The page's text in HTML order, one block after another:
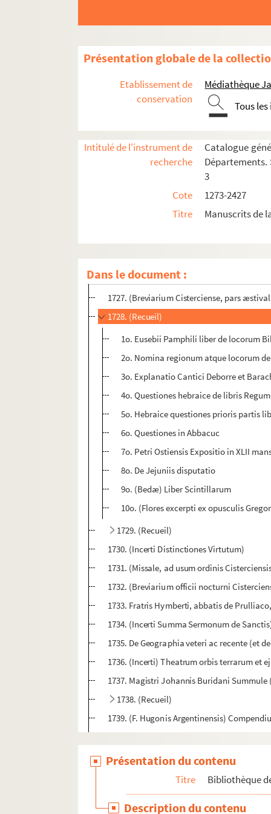
Présentation globale de la
Etablissement de
conservation
Médiathèque
Tous
Intitulé de l'instrument de
recherche
Catalogue
Départements.
3
Cote
1273-2427
Titre
Manuscrits de
Dans le document :
1714. (Recueil)
1716. Liber Sextus Decretalium domini
1717. (Incerti Sermonum variorum Summa)
1718. (Recueil)
1719. (Guillelmi Britonis, ordinis
1720. (Recueil)
1724. (Recueil)
1725. (Horæ in honorem Sancti Spiritus)
1726. (Incerti Summa variorum Sermonum)
1727. (Breviarium Cisterciense, pars
1728. (Recueil)
1o. Eusebii Pamphili liber de locorum
2o. Nomina regionum atque locorum
3o. Explanatio Cantici Deborre et
4o. Questiones hebraice de libris Regum
5o. Hebraice questiones prioris partis
6o. Questiones in Abbacuc
7o. Petri Ostiensis Expositio in XLII
8o. De Jejuniis disputatio
9o. (Bedæ) Liber Scintillarum
10o. (Flores excerpti ex opusculis
1729. (Recueil)
1730. (Incerti Distinctiones Virtutum)
1731. (Missale, ad usum ordinis
1732. (Breviarium officii nocturni
1733. Fratris Hymberti, abbatis de
1734. (Incerti Summa Sermonum de
1735. De Geographia veteri ac recente (et
1736. (Incerti) Theatrum orbis terrarum et
1737. Magistri Johannis Buridani
1738. (Recueil)
1739. (F. Hugonis Argentinensis)
1741. Dieta salutis
1743. Mariale (seu de Virtutibus ac
Présentation du contenu
Titre Bibliothèque
Description du contenu